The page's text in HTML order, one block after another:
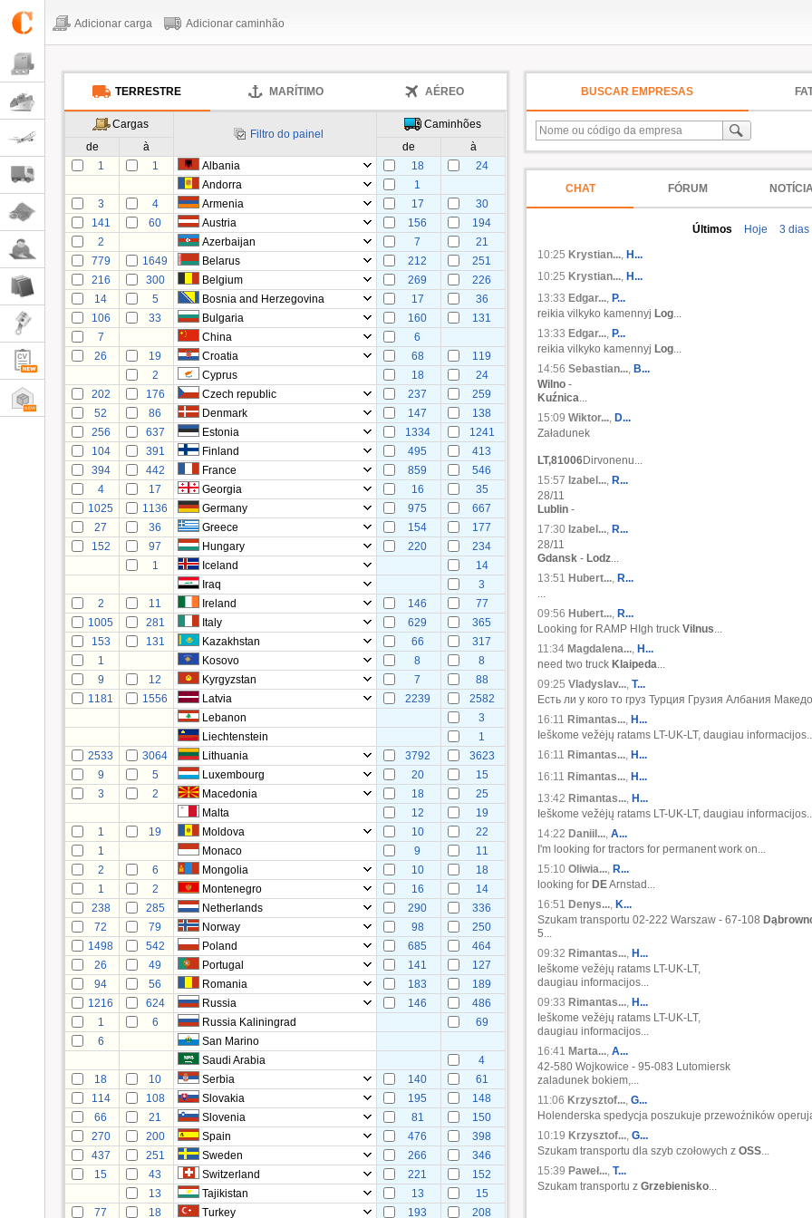
Adicionar carga Adicionar caminhão
TERRESTRE MARÍTIMO AÉREO
Cargas
Filtro do painel
Caminhões
de
à de
à
1
1 Albania 18
24
Andorra
1
3
4 Armenia 17
30
141
60 Austria 156
194
2
Azerbaijan 7
21
779
1649 Belarus 212
251
216
300 Belgium 269
226
14
5 Bosnia and Herzegovina 17
36
106
33 Bulgaria 160
131
7
China
6
26
19 Croatia 68
119
2
Cyprus 18
24
202
176 Czech republic 237
259
52
86 Denmark 147
138
256
637 Estonia 1334
1241
104
391 Finland 495
413
394
442 France 859
546
4
17 Georgia 16
35
1025
1136 Germany 975
667
27
36 Greece 154
177
152
97 Hungary 220
234
1
Iceland
14
Iraq
3
2
11 Ireland 146
77
1005
281 Italy 629
365
153
131 Kazakhstan 66
317
1
Kosovo 8
8
9
12 Kyrgyzstan 7
88
1181
1556 Latvia 2239
2582
Lebanon
3
Liechtenstein
1
2533
3064 Lithuania 3792
3623
9
5 Luxembourg 20
15
3
2 Macedonia 18
25
Malta
12
19
1
19 Moldova 10
22
1
Monaco 9
11
2
6 Mongolia 10
18
1
2 Montenegro 16
14
238
285 Netherlands 290
336
72
79 Norway 98
250
1498
542 Poland 685
464
26
49 Portugal 141
127
94
56 Romania 183
189
1216
624 Russia 146
486
1
6 Russia Kaliningrad
69
6
San Marino
Saudi Arabia
4
18
10 Serbia 140
61
114
108 Slovakia 195
148
66
21 Slovenia 81
150
270
200 Spain 476
398
437
251 Sweden 266
346
15
43 Switzerland 221
152
13
Tajikistan 13
15
77
18 Turkey 193 208
BUSCAR EMPRESAS
CHAT FÓRUM
Últimos Hoje 3 dias
10:25 Krystian..., H...
10:25 Krystian..., H...
13:33 Edgar..., P...
reikia vilkyko kamennyj Log...
13:33 Edgar..., P...
reikia vilkyko kamennyj Log...
14:56 Sebastian..., B...
Wilno-
Kuźnica...
15:09 Wiktor..., D...
Załadunek
LT,81006Dirvonenu...
15:57 Izabel..., R...
28/11
Lublin-
17:30 Izabel..., R...
28/11
Gdansk- Lodz...
13:51 Hubert..., R...
...
09:56 Hubert..., R...
Looking for RAMP HIgh truck Vilnus...
11:34 Magdalena..., H...
need two truck Klaipeda...
09:25 Vladyslav..., Т...
Есть ли у кого то груз Турция Грузия Албания
16:11 Rimantas..., H...
Ieškome vežėjų ratams LT-UK-LT, daugiau
16:11 Rimantas..., H...
16:11 Rimantas..., H...
13:42 Rimantas..., H...
Ieškome vežėjų ratams LT-UK-LT, daugiau
14:22 Daniil..., A...
I'm looking for tractors for permanent work on...
15:10 Oliwia..., R...
looking for DEArnstad...
16:51 Denys..., K...
Szukam transportu 02-222 Warszaw - 67-108
5...
09:32 Rimantas..., H...
Ieškome vežėjų ratams LT-UK-LT,
daugiau informacijos...
09:33 Rimantas..., H...
Ieškome vežėjų ratams LT-UK-LT,
daugiau informacijos...
16:41 Marta..., A...
42-580 Wojkowice - 95-083 Lutomiersk
zaladunek bokiem,...
11:06 Krzysztof..., G...
Holenderska spedycja poszukuje przewoźników
10:19 Krzysztof..., G...
Szukam transportu dla szyb czołowych z OSS...
15:39 Paweł..., T...
Szukam transportu z Grzebienisko...